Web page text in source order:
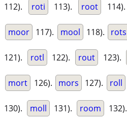
112). roti 113). root 114).
moor 117). mool 118). rots
121). rotl 122). rout 123).
mort 126). mors 127). roll
130). moll 131). room 132).